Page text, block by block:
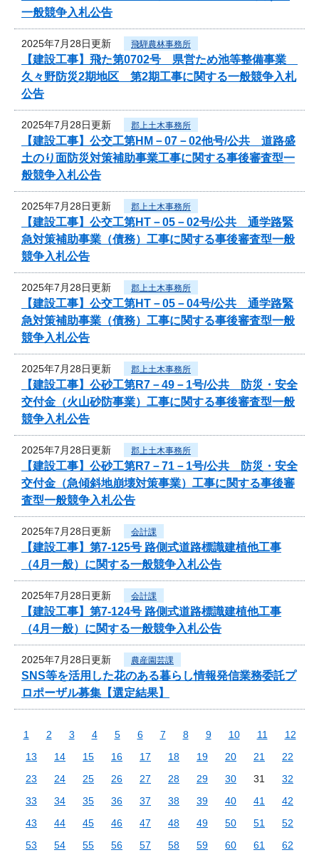
一般競争入札公告
2025年7月28日更新 飛騨農林事務所
【建設工事】飛た第0702号 県営ため池等整備事業
久々野防災2期地区 第2期工事に関する一般競争入札
公告
2025年7月28日更新 郡上土木事務所
【建設工事】公交工第HM－07－02他号/公共 道路盛
土のり面防災対策補助事業工事に関する事後審査型一
般競争入札公告
2025年7月28日更新 郡上土木事務所
【建設工事】公交工第HT－05－02号/公共 通学路緊
急対策補助事業（債務）工事に関する事後審査型一般
競争入札公告
2025年7月28日更新 郡上土木事務所
【建設工事】公交工第HT－05－04号/公共 通学路緊
急対策補助事業（債務）工事に関する事後審査型一般
競争入札公告
2025年7月28日更新 郡上土木事務所
【建設工事】公砂工第R7－49－1号/公共 防災・安全
交付金（火山砂防事業）工事に関する事後審査型一般
競争入札公告
2025年7月28日更新 郡上土木事務所
【建設工事】公砂工第R7－71－1号/公共 防災・安全
交付金（急傾斜地崩壊対策事業）工事に関する事後審
査型一般競争入札公告
2025年7月28日更新 会計課
【建設工事】第7-125号 路側式道路標識建植他工事
（4月一般）に関する一般競争入札公告
2025年7月28日更新 会計課
【建設工事】第7-124号 路側式道路標識建植他工事
（4月一般）に関する一般競争入札公告
2025年7月28日更新 農産園芸課
SNS等を活用した花のある暮らし情報発信業務委託プ
ロポーザル募集【選定結果】
1 2 3 4 5 6 7 8 9 10 11
12
13
14 15 16 17 18 19 20 21
22
23
24 25 26 27 28 29 30 31
32
33
34 35 36 37 38 39 40 41
42
43
44 45 46 47 48 49 50 51
52
53
54 55 56 57 58 59 60 61
62